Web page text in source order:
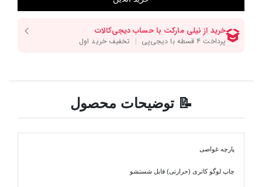
📝 توضیحات محصول
پارچه غواصی
چاپ لوگو کاتری (حرارتی) قابل شستشو